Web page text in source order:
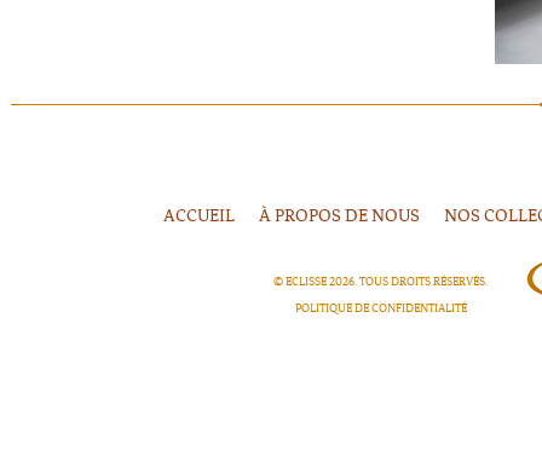
ACCUEIL À PROPOS DE NOUS NOS
© ECLISSE2026. TOUS DROITS RÉSERVÉS.
POLITIQUE DE CONFIDENTIALITÉ